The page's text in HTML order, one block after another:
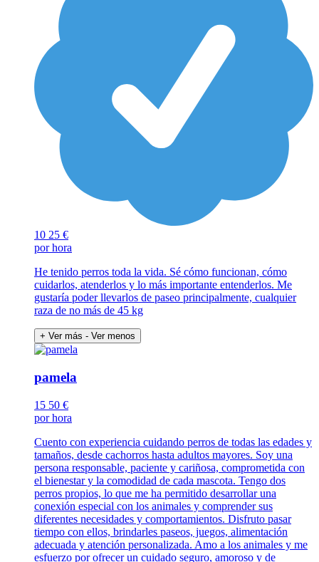
10 25 €
por hora
He tenido perros toda la vida. Sé cómo funcionan, cómo
cuidarlos, atenderlos y lo más importante entenderlos. Me
gustaría poder llevarlos de paseo principalmente, cualquier
raza de no más de 45 kg
+ Ver más - Ver menos
pamela
15 50 €
por hora
Cuento con experiencia cuidando perros de todas las edades y
tamaños, desde cachorros hasta adultos mayores. Soy una
persona responsable, paciente y cariñosa, comprometida con
el bienestar y la comodidad de cada mascota. Tengo dos
perros propios, lo que me ha permitido desarrollar una
conexión especial con los animales y comprender sus
diferentes necesidades y comportamientos. Disfruto pasar
tiempo con ellos, brindarles paseos, juegos, alimentación
adecuada y atención personalizada. Amo a los animales y me
esfuerzo por ofrecer un cuidado seguro, amoroso y de